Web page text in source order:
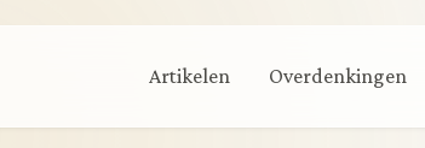
Artikelen Overdenkingen